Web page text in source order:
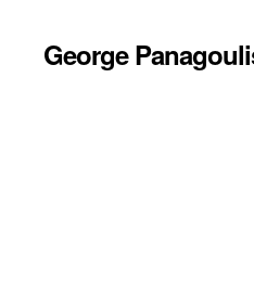
George